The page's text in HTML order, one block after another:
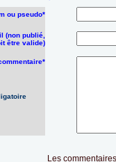
ou pseudo*
(non publié,
être valide)
Les